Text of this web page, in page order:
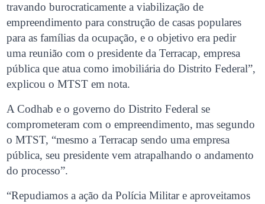
travando burocraticamente a viabilização de
empreendimento para construção de casas populares
para as famílias da ocupação, e o objetivo era pedir
uma reunião com o presidente da Terracap, empresa
pública que atua como imobiliária do Distrito Federal”,
explicou o MTST em nota.
A Codhab e o governo do Distrito Federal se
comprometeram com o empreendimento, mas segundo
o MTST, “mesmo a Terracap sendo uma empresa
pública, seu presidente vem atrapalhando o andamento
do processo”.
“Repudiamos a ação da Polícia Militar e aproveitamos